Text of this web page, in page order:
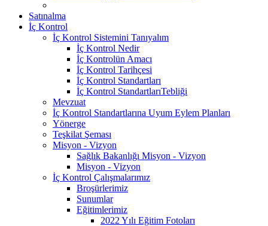
Satınalma
İç Kontrol
İç Kontrol Sistemini Tanıyalım
İç Kontrol Nedir
İç Kontrolün Amacı
İç Kontrol Tarihçesi
İç Kontrol Standartları
İç Kontrol StandartlarıTebliği
Mevzuat
İç Kontrol Standartlarına Uyum Eylem Planları
Yönerge
Teşkilat Şeması
Misyon - Vizyon
Sağlık Bakanlığı Misyon - Vizyon
Misyon - Vizyon
İç Kontrol Çalışmalarımız
Broşürlerimiz
Sunumlar
Eğitimlerimiz
2022 Yılı Eğitim Fotoları